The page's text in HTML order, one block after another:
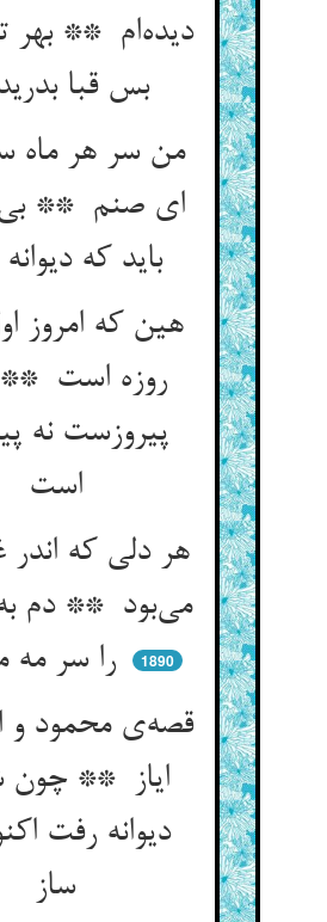
دیده‌ام ** بهر
بس قبا بدریده‌ام
من سر هر ماه
ای صنم **
باید که دیوانه شوم
هین که امروز
روزه است **
پیروزست نه
است
هر دلی که
می‌بود ** دم
را سر مه می‌بود
1890
قصه‌ی محمود و
ایاز ** چون
دیوانه رفت
ساز